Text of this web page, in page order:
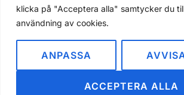
klicka på "Acceptera alla" samtycker du
användning av cookies.
ANPASSA
ACCEPTERA ALLA
Om Integritetspolicy